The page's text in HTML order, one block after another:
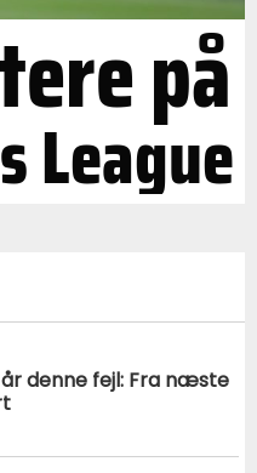
på
League
denne fejl: Fra næste